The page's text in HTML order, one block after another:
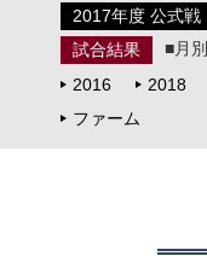
2017年度 公式戦
試合結果
■月別
2016
2018
ファーム